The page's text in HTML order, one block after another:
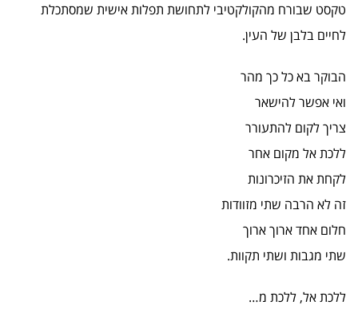
טקסט שבורח מהקולקטיבי לתחושת תפלות אישית שמסתכלת
לחיים בלבן של העין.
הבוקר בא כל כך מהר
ואי אפשר להישאר
צריך לקום להתעורר
ללכת אל מקום אחר
לקחת את הזיכרונות
זה לא הרבה שתי מזוודות
חלום אחד ארוך ארוך
שתי מגבות ושתי תקוות.
ללכת אל, ללכת מ…